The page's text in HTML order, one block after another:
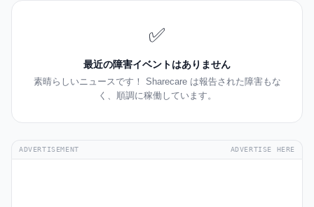
✅
最近の障害イベントはありません
素晴らしいニュースです！ Sharecare は報告された障害もな
く、順調に稼働しています。
ADVERTISEMENT ADVERTISE HERE